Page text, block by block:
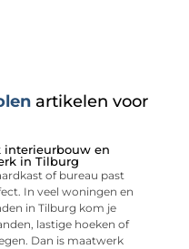
artikelen voor
interieurbouw en
in Tilburg
of bureau past
In veel woningen en
in Tilburg kom je
lastige hoeken of
Dan is maatwerk